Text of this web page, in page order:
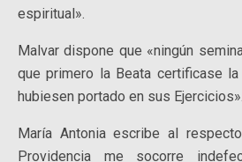
espiritual».
Malvar dispone que «ningún
que primero la Beata certificase
hubiesen portado en sus Ejercicios».
María Antonia escribe al
Providencia me socorre